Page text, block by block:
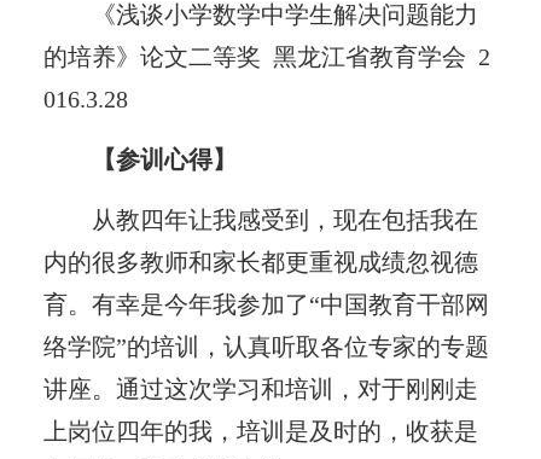
《浅谈小学数学中学生解决问题能力
的培养》论文二等奖 黑龙江省教育学会 2
016.3.28
【参训心得】
从教四年让我感受到，现在包括我在
内的很多教师和家长都更重视成绩忽视德
育。有幸是今年我参加了“中国教育干部网
络学院”的培训，认真听取各位专家的专题
讲座。通过这次学习和培训，对于刚刚走
上岗位四年的我，培训是及时的，收获是